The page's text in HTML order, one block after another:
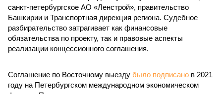
санкт-петербургское АО «Ленстрой», правительство
Башкирии и Транспортная дирекция региона. Судебное
разбирательство затрагивает как финансовые
обязательства по проекту, так и правовые аспекты
реализации концессионного соглашения.
Соглашение по Восточному выезду было подписано в 2021
году на Петербургском международном экономическом